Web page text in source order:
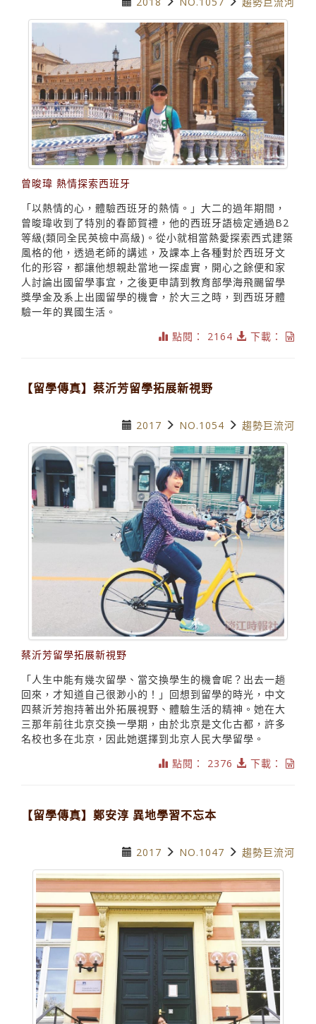
曾晙瑋 熱情探索西班牙
「以熱情的心，體驗西班牙的熱情。」大二的過年期間，
曾晙瑋收到了特別的春節賀禮，他的西班牙語檢定通過B2
等級(類同全民英檢中高級)。從小就相當熱愛探索西式建築
風格的他，透過老師的講述，及課本上各種對於西班牙文
化的形容，都讓他想親赴當地一探虛實，開心之餘便和家
人討論出國留學事宜，之後更申請到教育部學海飛颺留學
獎學金及系上出國留學的機會，於大三之時，到西班牙體
驗一年的異國生活。
點閱： 2164
下載：
【留學傳真】蔡沂芳留學拓展新視野
2017 NO.1054 趨勢巨流河
蔡沂芳留學拓展新視野
「人生中能有幾次留學、當交換學生的機會呢？出去一趟
回來，才知道自己很渺小的！」回想到留學的時光，中文
四蔡沂芳抱持著出外拓展視野、體驗生活的精神。她在大
三那年前往北京交換一學期，由於北京是文化古都，許多
名校也多在北京，因此她選擇到北京人民大學留學。
點閱： 2376
下載：
【留學傳真】鄭安淳 異地學習不忘本
2017 NO.1047 趨勢巨流河